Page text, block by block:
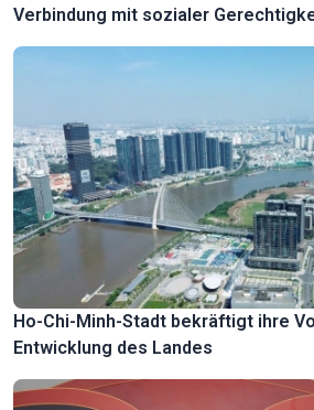
Verbindung mit sozialer
Ho-Chi-Minh-Stadt bekräftigt ihre
Entwicklung des Landes